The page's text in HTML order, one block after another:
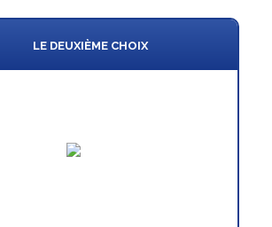
LE DEUXIÈME CHOIX